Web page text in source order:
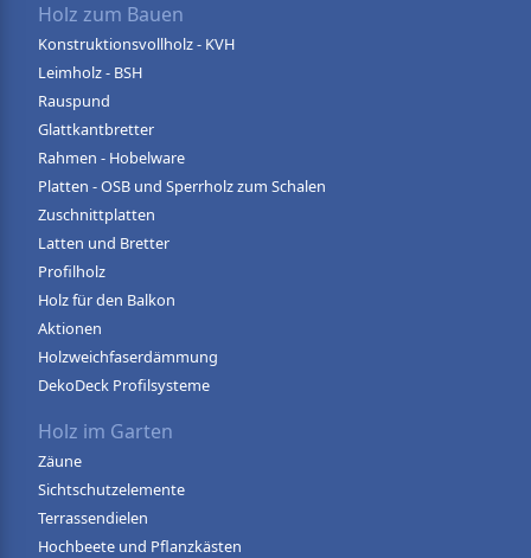
Holz zum Bauen
Konstruktionsvollholz - KVH
Leimholz - BSH
Rauspund
Glattkantbretter
Rahmen - Hobelware
Platten - OSB und Sperrholz zum Schalen
Zuschnittplatten
Latten und Bretter
Profilholz
Holz für den Balkon
Aktionen
Holzweichfaserdämmung
DekoDeck Profilsysteme
Holz im Garten
Zäune
Sichtschutzelemente
Terrassendielen
Hochbeete und Pflanzkästen